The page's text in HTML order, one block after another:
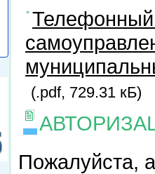
Телефонный
(.pdf, 729.31 кБ)
Пожалуйста,